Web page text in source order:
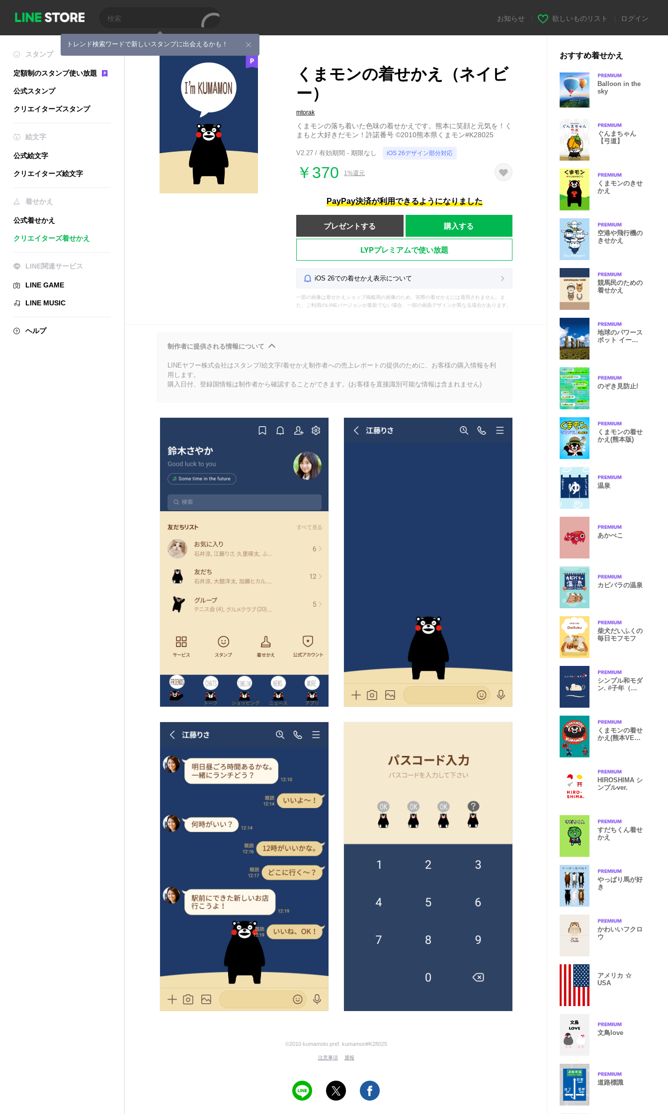
トレンド検索ワードで新しいスタンプに出会えるかも！
お知らせ 欲しいものリスト ログイン
スタンプ
定額制のスタンプ使い放題
公式スタンプ
クリエイターズスタンプ
絵文字
公式絵文字
クリエイターズ絵文字
着せかえ
公式着せかえ
クリエイターズ着せかえ
LINE関連サービス
LINE GAME
LINE MUSIC
ヘルプ
くまモンの着せかえ（ネイビ
ー）
mtorak
くまモンの落ち着いた色味の着せかえです。熊本に笑顔と元気を！く
まもと大好きだモン！許諾番号 ©2010熊本県くまモン#K28025
V2.27 / 有効期間 - 期限なし iOS 26デザイン部分対応
￥370 1%還元
PayPay決済が利用できるようになりました
プレゼントする 購入する
LYPプレミアムで使い放題
iOS 26での着せかえ表示について
一部の画像は着せかえショップ掲載用の画像のため、実際の着せかえには適用されません。ま
た、ご利用のLINEバージョンが最新でない場合、一部の画面デザインが異なる場合があります。
制作者に提供される情報について
LINEヤフー株式会社はスタンプ/絵文字/着せかえ制作者への売上レポートの提供のために、お客様の購入情報を利
用します。
購入日付、登録国情報は制作者から確認することができます。(お客様を直接識別可能な情報は含まれません)
©2010 kumamoto pref. kumamon#K28025
注意事項 通報
おすすめ着せかえ
Balloon in the
sky
ぐんまちゃん
【弓道】
くまモンのきせ
かえ
空港や飛行機の
きせかえ
競馬民のための
着せかえ
地球のパワース
ポット イース
のぞき見防止!
くまモンの着せ
かえ(熊本版)
温泉
あかべこ
カピバラの温泉
柴犬だいふくの
毎日モフモフ
シンプル和モダ
ン. #子年（ね
くまモンの着せ
かえ(熊本VER2
HIROSHIMA シ
ンプルver.
すだちくん着せ
かえ
やっぱり馬が好
き
かわいいフクロ
ウ
アメリカ ☆
USA
文鳥love
道路標識